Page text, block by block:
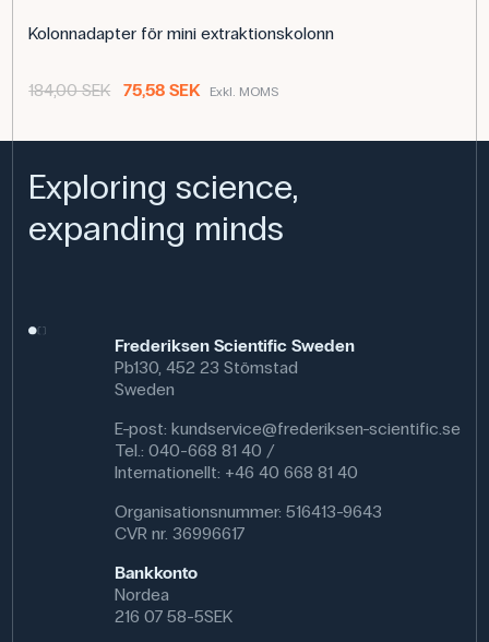
Kolonnadapter för mini extraktionskolonn
184,00 SEK 75,58 SEK Exkl. MOMS
Exploring science,
expanding minds
Frederiksen Scientific Sweden
Pb130, 452 23 Stömstad
Sweden
E-post: kundservice@frederiksen-scientific.se
Tel.: 040-668 81 40 /
Internationellt: +46 40 668 81 40
Organisationsnummer: 516413-9643
CVR nr. 36996617
Bankkonto
Nordea
216 07 58-5SEK